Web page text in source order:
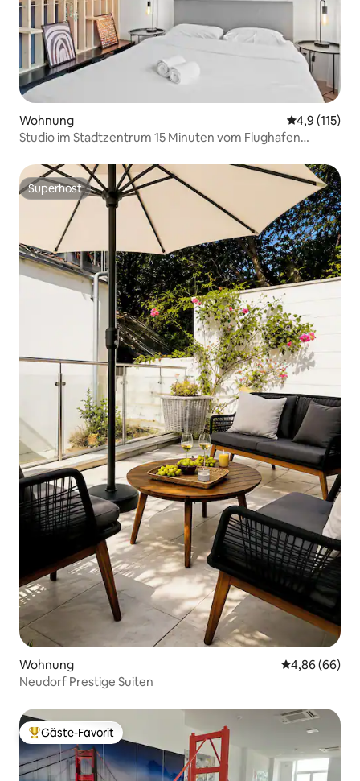
Wohnung
4,9 (115)
Studio im Stadtzentrum 15 Minuten vom Flughafen
Superhost
Superhost
Wohnung
4,86 (66)
Neudorf Prestige Suiten
Beliebter Gäste-Favorit.
Gäste-Favorit